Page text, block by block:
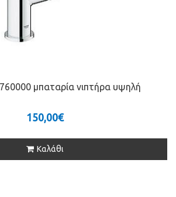
μπαταρία νιπτήρα υψηλή
150,00€
Καλάθι